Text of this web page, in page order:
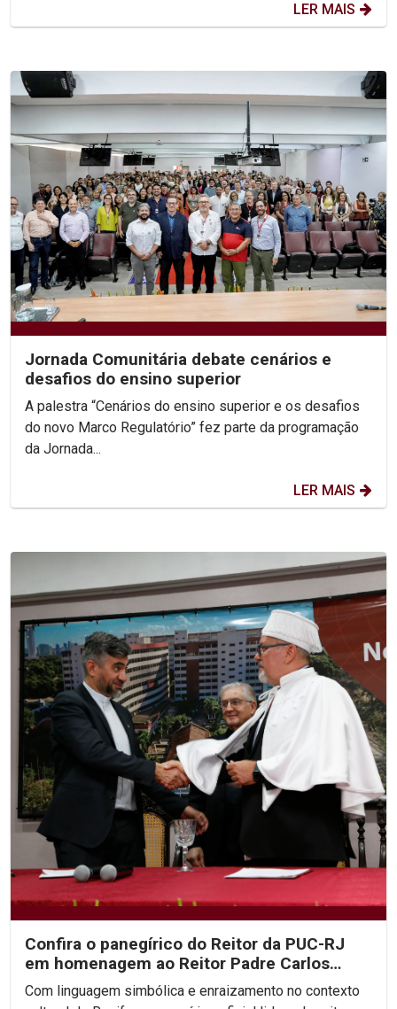
LER MAIS
Jornada Comunitária debate cenários e
desafios do ensino superior
A palestra “Cenários do ensino superior e os desafios
do novo Marco Regulatório” fez parte da programação
da Jornada...
LER MAIS
Confira o panegírico do Reitor da PUC-RJ
em homenagem ao Reitor Padre Carlos
Fritzen
Com linguagem simbólica e enraizamento no contexto